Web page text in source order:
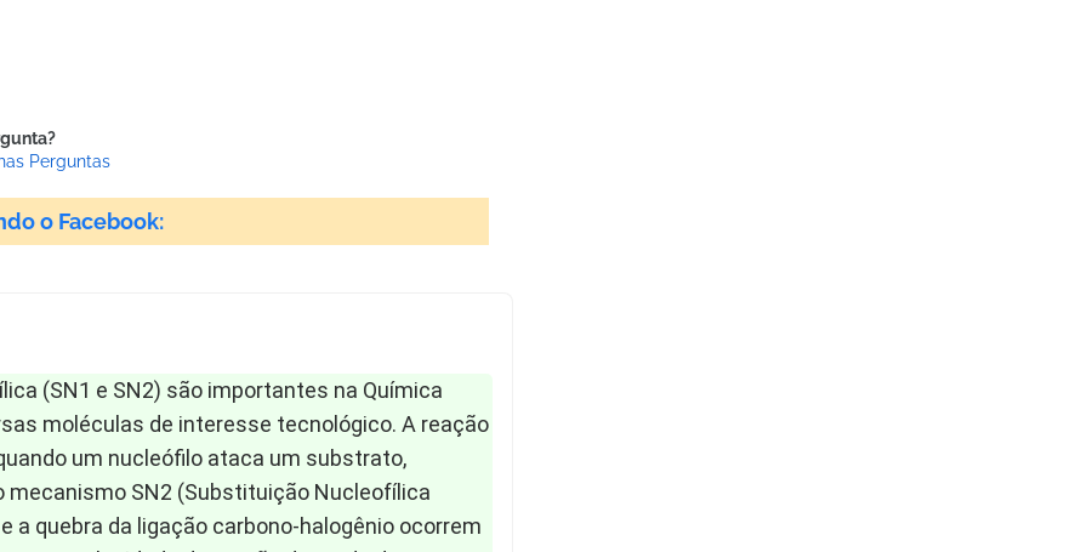
Perguntas
o Facebook:
(SN1 e SN2) são importantes na Química
moléculas de interesse tecnológico. A reação
um nucleófilo ataca um substrato,
SN2 (Substituição Nucleofílica
a quebra da ligação carbono-halogênio ocorrem